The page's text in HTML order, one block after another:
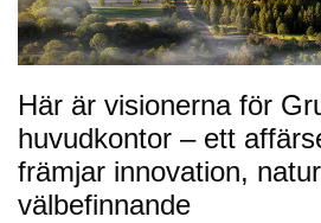
Här är visionerna för
huvudkontor – ett
främjar innovation,
välbefinnande